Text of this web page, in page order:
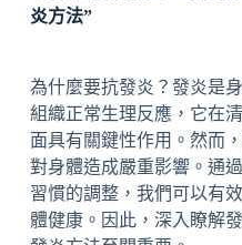
炎方法”
為什麼要抗發炎？發炎是
組織正常生理反應，它在
面具有關鍵性作用。然而
對身體造成嚴重影響。通
習慣的調整，我們可以有
體健康。因此，深入瞭解